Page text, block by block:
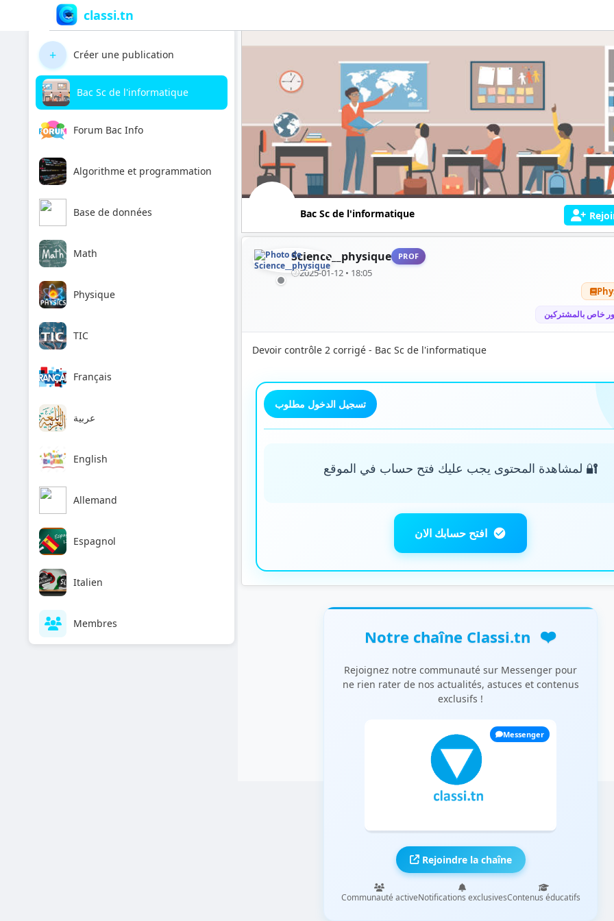
classi.tn
+ Créer une publication
Bac Sc de l'informatique
Forum Bac Info
Algorithme et programmation
Base de données
Math
Physique
TIC
Français
عربية
English
Allemand
Espagnol
Italien
Membres
Bac Sc de l'informatique
Science__physique PROF
2025-01-12 • 18:05
خاص بالمشتركين
Devoir contrôle 2 corrigé - Bac Sc de l'informatique
تسجيل الدخول مطلوب
🔐 لمشاهدة المحتوى يجب عليك فتح حساب في الموقع
افتح حسابك الان
Notre chaîne Classi.tn ❤️
Rejoignez notre communauté sur Messenger pour
ne rien rater de nos actualités, astuces et contenus
exclusifs !
Messenger
Rejoindre la chaîne
Communauté activeNotifications exclusivesContenus éducatifs